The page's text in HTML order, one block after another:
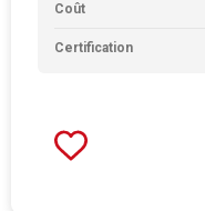
Coût
Certification